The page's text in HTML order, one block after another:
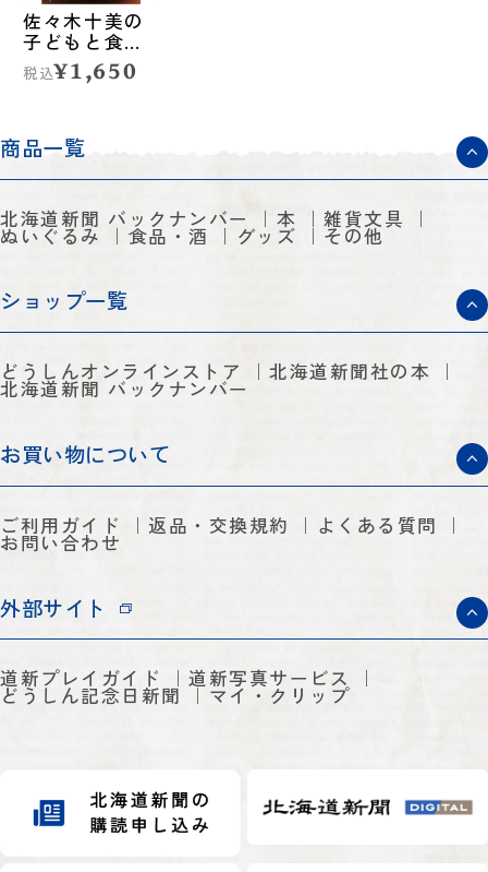
佐々木十美の
子どもと食べ
たい晩ごはん
税込¥1,650
商品一覧
北海道新聞 バックナンバー 本 雑貨文具
ぬいぐるみ 食品・酒 グッズ その他
ショップ一覧
どうしんオンラインストア 北海道新聞社の本
北海道新聞 バックナンバー
お買い物について
ご利用ガイド 返品・交換規約 よくある質問
お問い合わせ
外部サイト
道新プレイガイド 道新写真サービス
どうしん記念日新聞 マイ・クリップ